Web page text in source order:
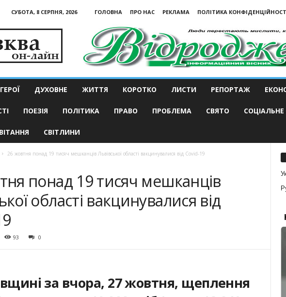
СУБОТА, 8 СЕРПНЯ, 2026 ГОЛОВНА ПРО НАС РЕКЛАМА
ПОЛІТИКА
ГЕРОЇ ДУХОВНЕ ЖИТТЯ КОРОТКО ЛИСТИ РЕПОРТАЖ
ПОЕЗІЯ ПОЛІТИКА ПРАВО ПРОБЛЕМА СВЯТО
ВІТАННЯ СВІТЛИНИ
26 жовтня понад 19 тисяч мешканців Львівської області вакцинувалися від Covid-19
понад 19 тисяч мешканців
області вакцинувалися від
93 0
за вчора, 27 жовтня, щеплення